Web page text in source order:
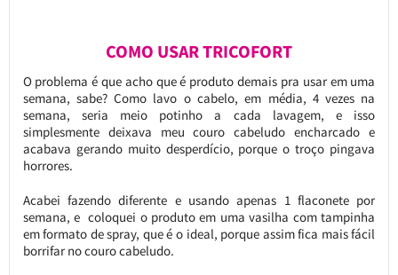
COMO USAR TRICOFORT
O problema é que acho que é produto demais pra usar em uma
semana, sabe? Como lavo o cabelo, em média, 4 vezes na
semana, seria meio potinho a cada lavagem, e isso
simplesmente deixava meu couro cabeludo encharcado e
acabava gerando muito desperdício, porque o troço pingava
horrores.
Acabei fazendo diferente e usando apenas 1 flaconete por
semana, e coloquei o produto em uma vasilha com tampinha
em formato de spray, que é o ideal, porque assim fica mais fácil
borrifar no couro cabeludo.